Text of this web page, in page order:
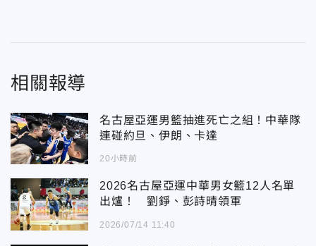
相關報導
名古屋亞運男籃抽進死亡之組！中華隊
連碰約旦、伊朗、卡達
20小時前
2026名古屋亞運中華男女籃12人名單
出爐！ 劉錚、彭詩晴領軍
2026/07/14 11:40